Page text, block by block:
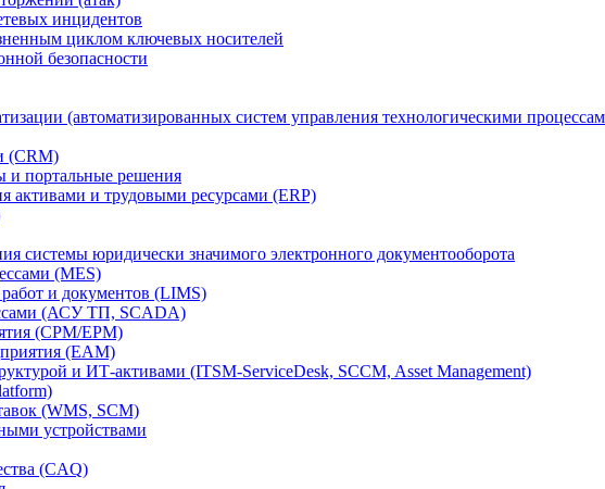
инцидентов
циклом ключевых носителей
безопасности
(автоматизированных систем управления технологическими
(CRM)
и портальные решения
активами и трудовыми ресурсами (ERP)
системы юридически значимого электронного документооборота
(MES)
и документов (LIMS)
(АСУ ТП, SCADA)
(CPM/EPM)
(EAM)
и ИТ-активами (ITSM-ServiceDesk, SCCM, Asset Management)
(WMS, SCM)
устройствами
(CAQ)